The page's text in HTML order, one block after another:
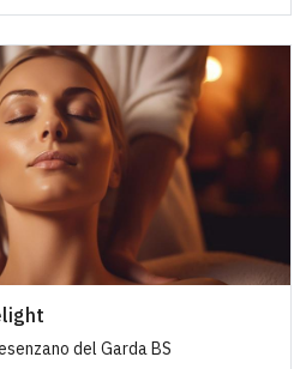
del Garda BS